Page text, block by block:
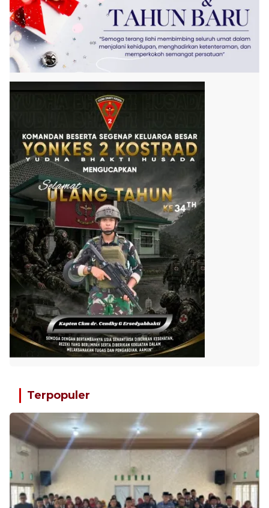
Terpopuler